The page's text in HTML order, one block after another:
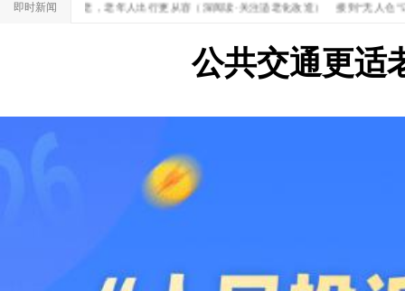
即时新闻
共交通更适老，老年人出行更从容（深阅读·关注适老化改造） 接到“无人仓”订单
公共交通更适